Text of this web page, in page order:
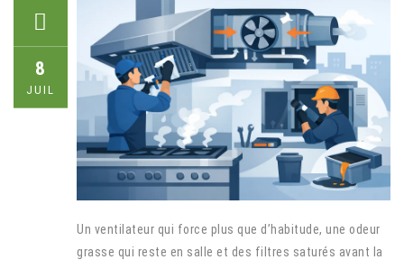
8
JUIL
Un ventilateur qui force plus que d’habitude, une odeur
grasse qui reste en salle et des filtres saturés avant la